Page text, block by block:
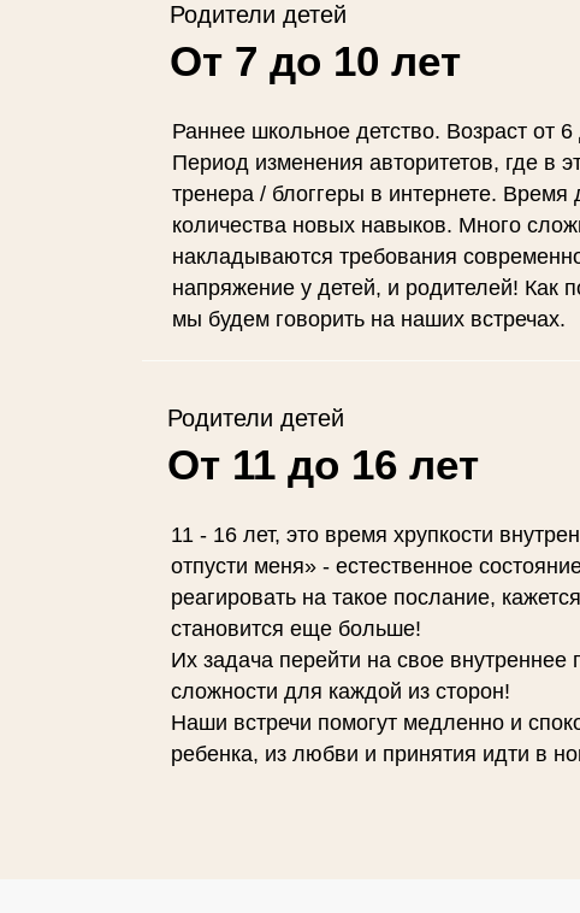
Родители детей
От 7 до 10 лет
Раннее школьное детство. Возраст от
Период изменения авторитетов, где в
тренера / блоггеры в интернете.
количества новых навыков. Много
накладываются требования
напряжение у детей, и родителей! Как
мы будем говорить на наших встречах.
Родители детей
От 11 до 16 лет
11 - 16 лет, это время хрупкости
отпусти меня» - естественное
реагировать на такое послание,
становится еще больше!
Их задача перейти на свое внутреннее
сложности для каждой из сторон!
Наши встречи помогут медленно и
ребенка, из любви и принятия идти в